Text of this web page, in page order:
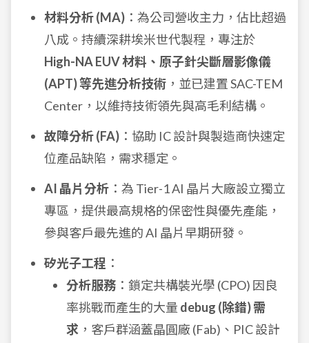
材料分析 (MA) ：為公司營收主力，佔比超過
八成。持續深耕埃米世代製程，專注於
High-NA EUV 材料、原子針尖斷層影像儀
(APT) 等先進分析技術 ，並已建置 SAC-TEM
Center，以維持技術領先與高毛利結構。
故障分析 (FA) ：協助 IC 設計與製造商快速定
位產品缺陷，需求穩定。
AI 晶片分析 ：為 Tier-1 AI 晶片大廠設立獨立
專區，提供最高規格的保密性與優先產能，
參與客戶最先進的 AI 晶片早期研發。
矽光子工程 ：
分析服務 ：鎖定共構裝光學 (CPO) 因良
率挑戰而產生的大量 debug (除錯) 需
求 ，客戶群涵蓋晶圓廠 (Fab)、PIC 設計